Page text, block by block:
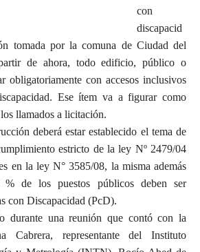
con
discapacid
tomada por la comuna de Ciudad del
de ahora, todo edificio, público o
obligatoriamente con accesos inclusivos
Ese ítem va a figurar como
llamados a licitación.
deberá estar establecido el tema de
estricto de la ley Nº 2479/04
en la ley N° 3585/08, la misma además
de los puestos públicos deben ser
con Discapacidad (PcD).
durante una reunión que contó con la
Cabrera, representante del Instituto